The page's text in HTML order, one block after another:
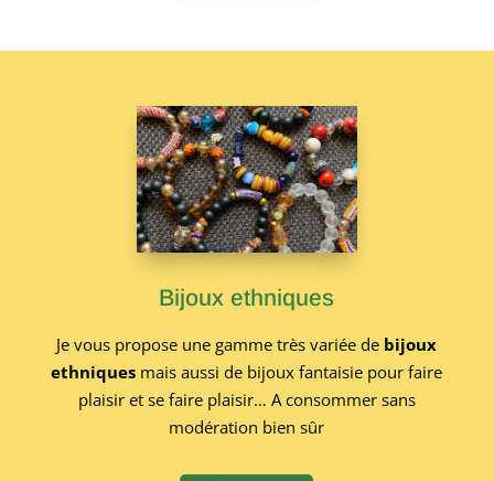
Bijoux ethniques
Je vous propose une gamme très variée de bijoux
ethniques mais aussi de bijoux fantaisie pour faire
plaisir et se faire plaisir… A consommer sans
modération bien sûr